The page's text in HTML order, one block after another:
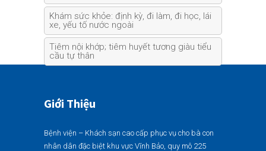
Khám sức khỏe: định kỳ, đi làm, đi học, lái
xe, yếu tố nước ngoài
Tiêm nội khớp; tiêm huyết tương giàu tiểu
cầu tự thân
Giới Thiệu
Bệnh viện – Khách sạn cao cấp phục vụ cho bà con
nhân dân đặc biệt khu vực Vĩnh Bảo, quy mô 225